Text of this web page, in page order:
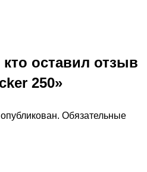
оставил отзыв
250»
Обязательные